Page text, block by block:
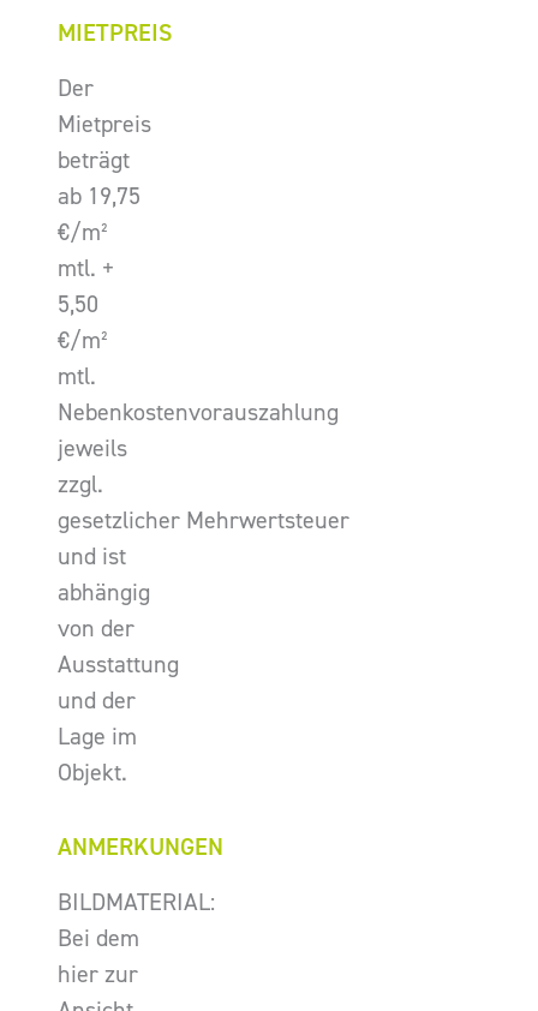
MIETPREIS
Der
Mietpreis
beträgt
ab 19,75
€/m²
mtl. +
5,50
€/m²
mtl.
Nebenkostenvorauszahlung
jeweils
zzgl.
gesetzlicher Mehrwertsteuer
und ist
abhängig
von der
Ausstattung
und der
Lage im
Objekt.
ANMERKUNGEN
BILDMATERIAL:
Bei dem
hier zur